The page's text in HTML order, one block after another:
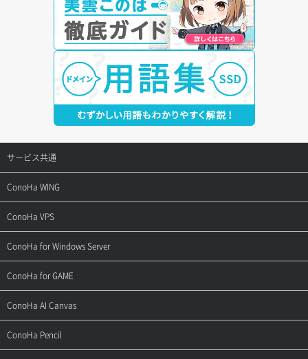
サービス共通
サポートトップ
ご契約・お支払い
用語集
お問い合わせ
ConoHa WING
サポートトップ
ご利用ガイド
お乗り換えガイド
よくある質問
ConoHa VPS
サポートトップ
ご利用ガイド
APIドキュメントVPS2.0
APIドキュメントVPS3.0
ConoHa for Windows Server
サポートトップ
ご利用ガイド
APIドキュメントVPS2.0
ConoHa for GAME
サポートトップ
ご利用ガイド
ConoHa AI Canvas
サポートトップ
ConoHa Pencil